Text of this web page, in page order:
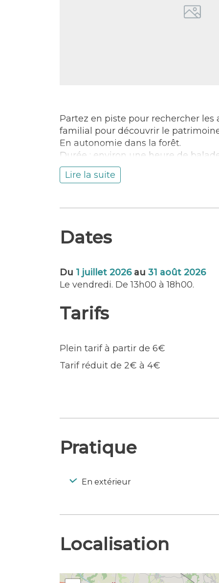
Partez en piste pour rechercher
familial pour découvrir le
En autonomie dans la forêt.
Durée : environ une heure de
Réservation conseillée.
Lire la suite
Dates
Du 1 juillet 2026au 31 août 2026
Le vendredi. De 13h00 à 18h00.
Tarifs
Plein tarif à partir de 6€
Tarif réduit de 2€ à 4€
Pratique
En extérieur
Localisation